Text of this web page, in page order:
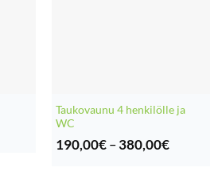
Taukovaunu 4 henkilölle ja
WC
190,00€ – 380,00€